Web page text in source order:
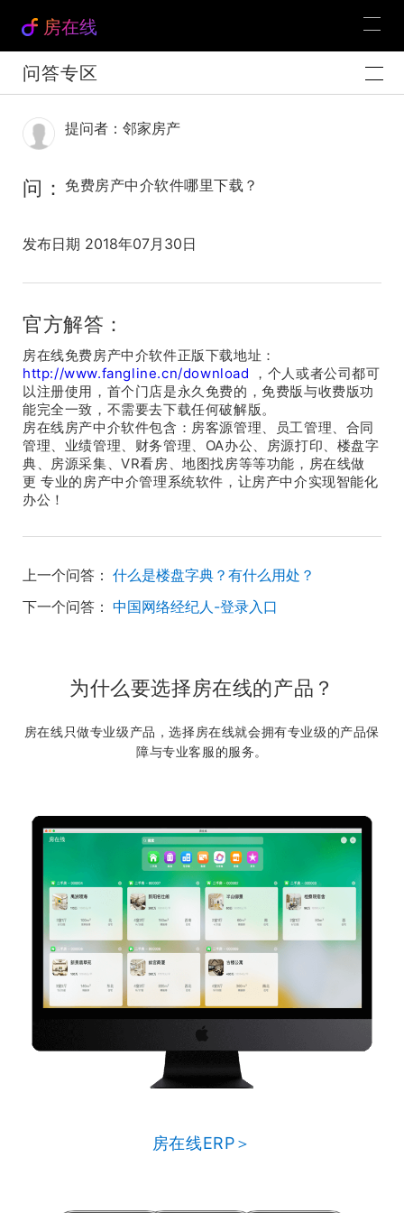
房在线
问答专区
提问者：邻家房产
问： 免费房产中介软件哪里下载？
发布日期 2018年07月30日
官方解答：
房在线免费房产中介软件正版下载地址：
http://www.fangline.cn/download ，个人或者公司都可
以注册使用，首个门店是永久免费的，免费版与收费版功
能完全一致，不需要去下载任何破解版。
房在线房产中介软件包含：房客源管理、员工管理、合同
管理、业绩管理、财务管理、OA办公、房源打印、楼盘字
典、房源采集、VR看房、地图找房等等功能，房在线做
更 专业的房产中介管理系统软件，让房产中介实现智能化
办公！
上一个问答： 什么是楼盘字典？有什么用处？
下一个问答： 中国网络经纪人-登录入口
为什么要选择房在线的产品？
房在线只做专业级产品，选择房在线就会拥有专业级的产品保
障与专业客服的服务。
房在线ERP＞